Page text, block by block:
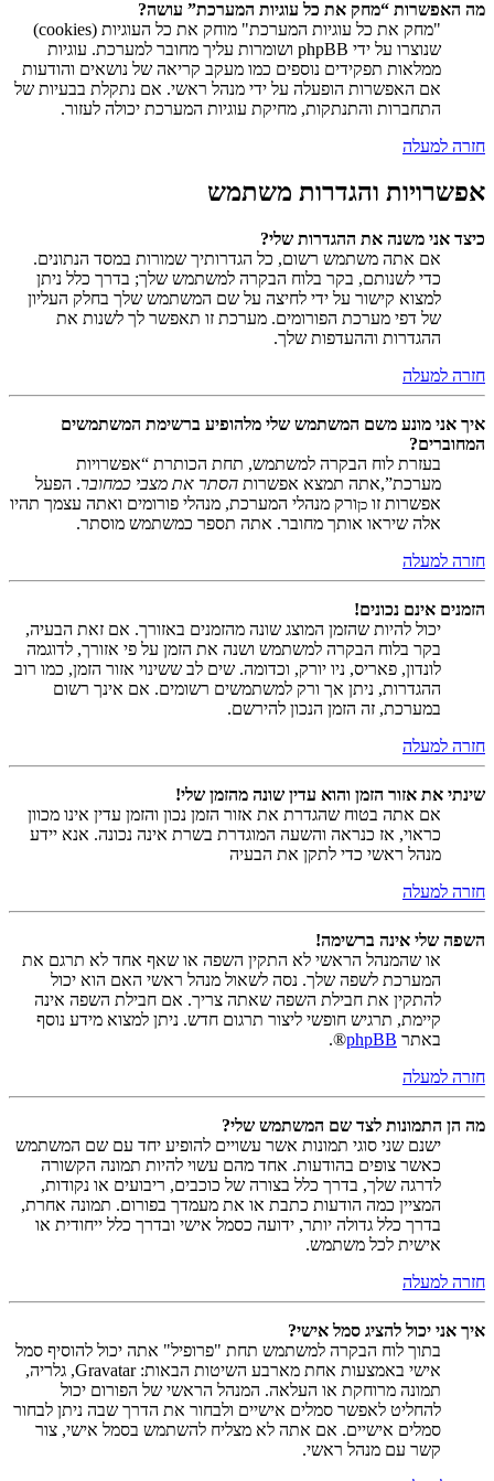
מה האפשרות “מחק את כל עוגיות המערכת” עושה?
"מחק את כל עוגיות המערכת" מוחק את כל העוגיות (cookies)
שנוצרו על ידי phpBB ושומרות עליך מחובר למערכת. עוגיות
ממלאות תפקידים נוספים כמו מעקב קריאה של נושאים והודעות
אם האפשרות הופעלה על ידי מנהל ראשי. אם נתקלת בבעיות של
התחברות והתנתקות, מחיקת עוגיות המערכת יכולה לעזור.
חזרה למעלה
אפשרויות והגדרות משתמש
כיצד אני משנה את ההגדרות שלי?
אם אתה משתמש רשום, כל הגדרותיך שמורות במסד הנתונים.
כדי לשנותם, בקר בלוח הבקרה למשתמש שלך; בדרך כלל ניתן
למצוא קישור על ידי לחיצה על שם המשתמש שלך בחלק העליון
של דפי מערכת הפורומים. מערכת זו תאפשר לך לשנות את
ההגדרות וההעדפות שלך.
חזרה למעלה
איך אני מונע משם המשתמש שלי מלהופיע ברשימת המשתמשים
המחוברים?
בעזרת לוח הבקרה למשתמש, תחת הכותרת “אפשרויות
מערכת”,אתה תמצא אפשרות הסתר את מצבי כמחובר. הפעל
אפשרות זו כןורק מנהלי המערכת, מנהלי פורומים ואתה עצמך תהיו
אלה שיראו אותך מחובר. אתה תספר כמשתמש מוסתר.
חזרה למעלה
הזמנים אינם נכונים!
יכול להיות שהזמן המוצג שונה מהזמנים באזורך. אם זאת הבעיה,
בקר בלוח הבקרה למשתמש ושנה את הזמן על פי אזורך, לדוגמה
לונדון, פאריס, ניו יורק, וכדומה. שים לב ששינוי אזור הזמן, כמו רוב
ההגדרות, ניתן אך ורק למשתמשים רשומים. אם אינך רשום
במערכת, זה הזמן הנכון להירשם.
חזרה למעלה
שינתי את אזור הזמן והוא עדין שונה מהזמן שלי!
אם אתה בטוח שהגדרת את אזור הזמן נכון והזמן עדין אינו מכוון
כראוי, אז כנראה והשעה המוגדרת בשרת אינה נכונה. אנא יידע
מנהל ראשי כדי לתקן את הבעיה
חזרה למעלה
השפה שלי אינה ברשימה!
או שהמנהל הראשי לא התקין השפה או שאף אחד לא תרגם את
המערכת לשפה שלך. נסה לשאול מנהל ראשי האם הוא יכול
להתקין את חבילת השפה שאתה צריך. אם חבילת השפה אינה
קיימת, תרגיש חופשי ליצור תרגום חדש. ניתן למצוא מידע נוסף
באתר phpBB
®.
חזרה למעלה
מה הן התמונות לצד שם המשתמש שלי?
ישנם שני סוגי תמונות אשר עשויים להופיע יחד עם שם המשתמש
כאשר צופים בהודעות. אחד מהם עשוי להיות תמונה הקשורה
לדרגה שלך, בדרך כלל בצורה של כוכבים, ריבועים או נקודות,
המציין כמה הודעות כתבת או את מעמדך בפורום. תמונה אחרת,
בדרך כלל גדולה יותר, ידועה כסמל אישי ובדרך כלל ייחודית או
אישית לכל משתמש.
חזרה למעלה
איך אני יכול להציג סמל אישי?
בתוך לוח הבקרה למשתמש תחת "פרופיל" אתה יכול להוסיף סמל
אישי באמצעות אחת מארבע השיטות הבאות: Gravatar, גלריה,
תמונה מרוחקת או העלאה. המנהל הראשי של הפורום יכול
להחליט לאפשר סמלים אישיים ולבחור את הדרך שבה ניתן לבחור
סמלים אישיים. אם אתה לא מצליח להשתמש בסמל אישי, צור
קשר עם מנהל ראשי.